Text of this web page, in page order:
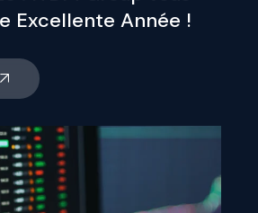
Excellente Année !